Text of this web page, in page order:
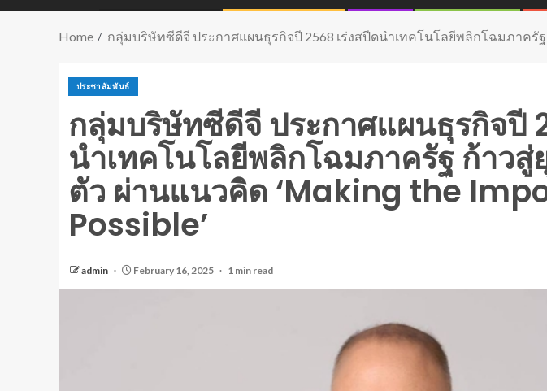
Home กลุ่มบริษัทซีดีจี ประกาศแผนธุรกิจปี 2568 เร่งสปีดนำเทคโนโลยีพลิกโฉมภาครัฐ
ประชาสัมพันธ์
กลุ่มบริษัทซีดีจี ประกาศแผนธุรกิจปี
นำเทคโนโลยีพลิกโฉมภาครัฐ ก้าวสู่
ตัว ผ่านแนวคิด ‘Making the
Possible’
admin February 16, 2025 1 min read